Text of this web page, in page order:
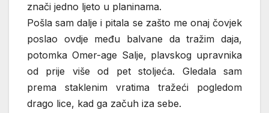
znači jedno ljeto u planinama.
Pošla sam dalje i pitala se zašto me onaj čovjek
poslao ovdje među balvane da tražim daja,
potomka Omer-age Salje, plavskog upravnika
od prije više od pet stoljeća. Gledala sam
prema staklenim vratima tražeći pogledom
drago lice, kad ga začuh iza sebe.